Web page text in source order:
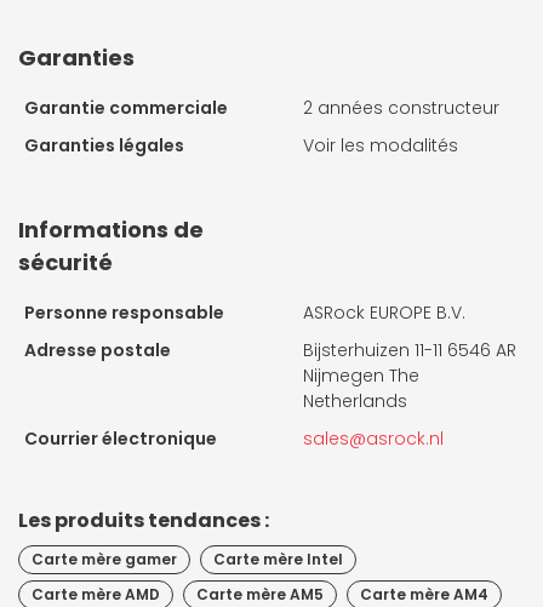
Garanties
Garantie commerciale
2 années constructeur
Garanties légales
Voir les modalités
Informations de
sécurité
Personne responsable
ASRock EUROPE B.V.
Adresse postale
Bijsterhuizen 11-11 6546 AR
Nijmegen The
Netherlands
Courrier électronique
sales@asrock.nl
Les produits tendances :
Carte mère gamer
Carte mère Intel
Carte mère AMD
Carte mère AM5
Carte mère AM4